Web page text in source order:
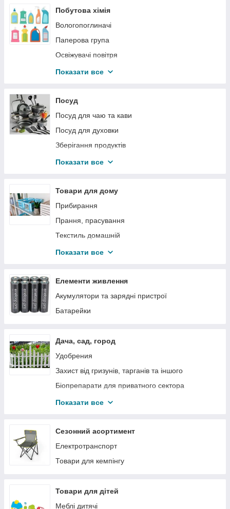
Спецодяг і засоби індивідуального захисту
Слюсарно-столярний інструмент
Шарнірно-губцевий інструмент
Ударно-важільний інструмент
Аерозолі
Сітки пластикові, тенти та мішки
Побутова хімія
Вологопоглиначі
Паперова група
Освіжувачі повітря
Засоби для прання
Особиста гігієна
Показати все
Посуд
Посуд для чаю та кави
Посуд для духовки
Зберігання продуктів
Приготування їжі
Кухонні предмети
Сервірування столу
Показати все
Товари для дому
Прибирання
Прання, прасування
Текстиль домашній
Товари для тварин
Товари для кухні
Меблі пластикові
Аксесуари для ванної кімнати
Контейнери та ємності
Господарський інвентар
Запальнички та сірники
Вазони та кашпо для рослин
Показати все
Елементи живлення
Акумулятори та зарядні пристрої
Батарейки
Дача, сад, город
Удобрения
Захист від гризунів, тарганів та іншого
Біопрепарати для приватного сектора
Засоби захисту рослин
Семена
Аксесуари для камінів
Садовий інвентар
Показати все
Сезонний асортимент
Електротранспорт
Товари для кемпінгу
Товари для дітей
Меблі дитячі